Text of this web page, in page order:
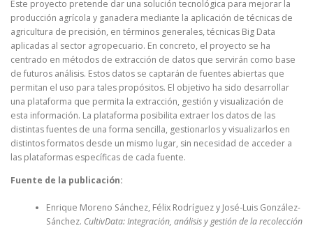
Este proyecto pretende dar una solución tecnológica para mejorar la
producción agrícola y ganadera mediante la aplicación de técnicas de
agricultura de precisión, en términos generales, técnicas Big Data
aplicadas al sector agropecuario. En concreto, el proyecto se ha
centrado en métodos de extracción de datos que servirán como base
de futuros análisis. Estos datos se captarán de fuentes abiertas que
permitan el uso para tales propósitos. El objetivo ha sido desarrollar
una plataforma que permita la extracción, gestión y visualización de
esta información. La plataforma posibilita extraer los datos de las
distintas fuentes de una forma sencilla, gestionarlos y visualizarlos en
distintos formatos desde un mismo lugar, sin necesidad de acceder a
las plataformas específicas de cada fuente.
Fuente de la publicación:
Enrique Moreno Sánchez, Félix Rodríguez y José-Luis González-
Sánchez. CultivData: Integración, análisis y gestión de la recolección